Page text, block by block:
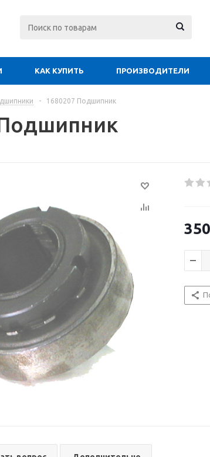
КАК КУПИТЬ ПРОИЗВОДИТЕЛИ
- 1680207 Подшипник
350